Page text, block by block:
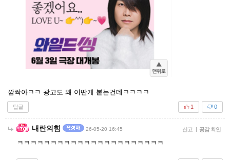
깜짝아ㅋㅋ 광고도 왜 이딴게 붙는건데ㅋㅋㅋㅋ
답글 0
1
내란의힘 26-05-20 16:45 신고 | 공감 확인
ㅋㅋㅋㅋㅋㅋㅋㅋㅋㅋㅋㅋㅋㅋㅋㅋㅋㅋㅋㅋㅋㅋ